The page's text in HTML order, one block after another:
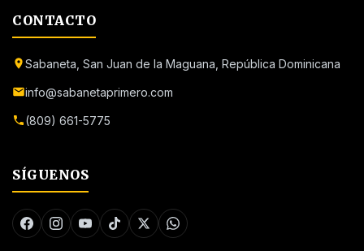
CONTACTO
Sabaneta, San Juan de la Maguana, República Dominicana
info@sabanetaprimero.com
(809) 661-5775
SÍGUENOS